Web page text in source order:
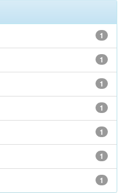
1
1
1
1
1
1
1